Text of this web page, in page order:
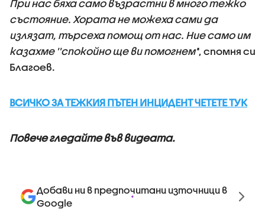
При нас бяха само възрастни в много тежко
състояние. Хората не можеха сами да
излязат, търсеха помощ от нас. Ние само им
казахме ''спокойно ще ви помогнем'', спомня си
Благоев.
ВСИЧКО ЗА ТЕЖКИЯ ПЪТЕН ИНЦИДЕНТ ЧЕТЕТЕ ТУК
Повече гледайте във видеата.
Добави ни в предпочитани източници в
Google